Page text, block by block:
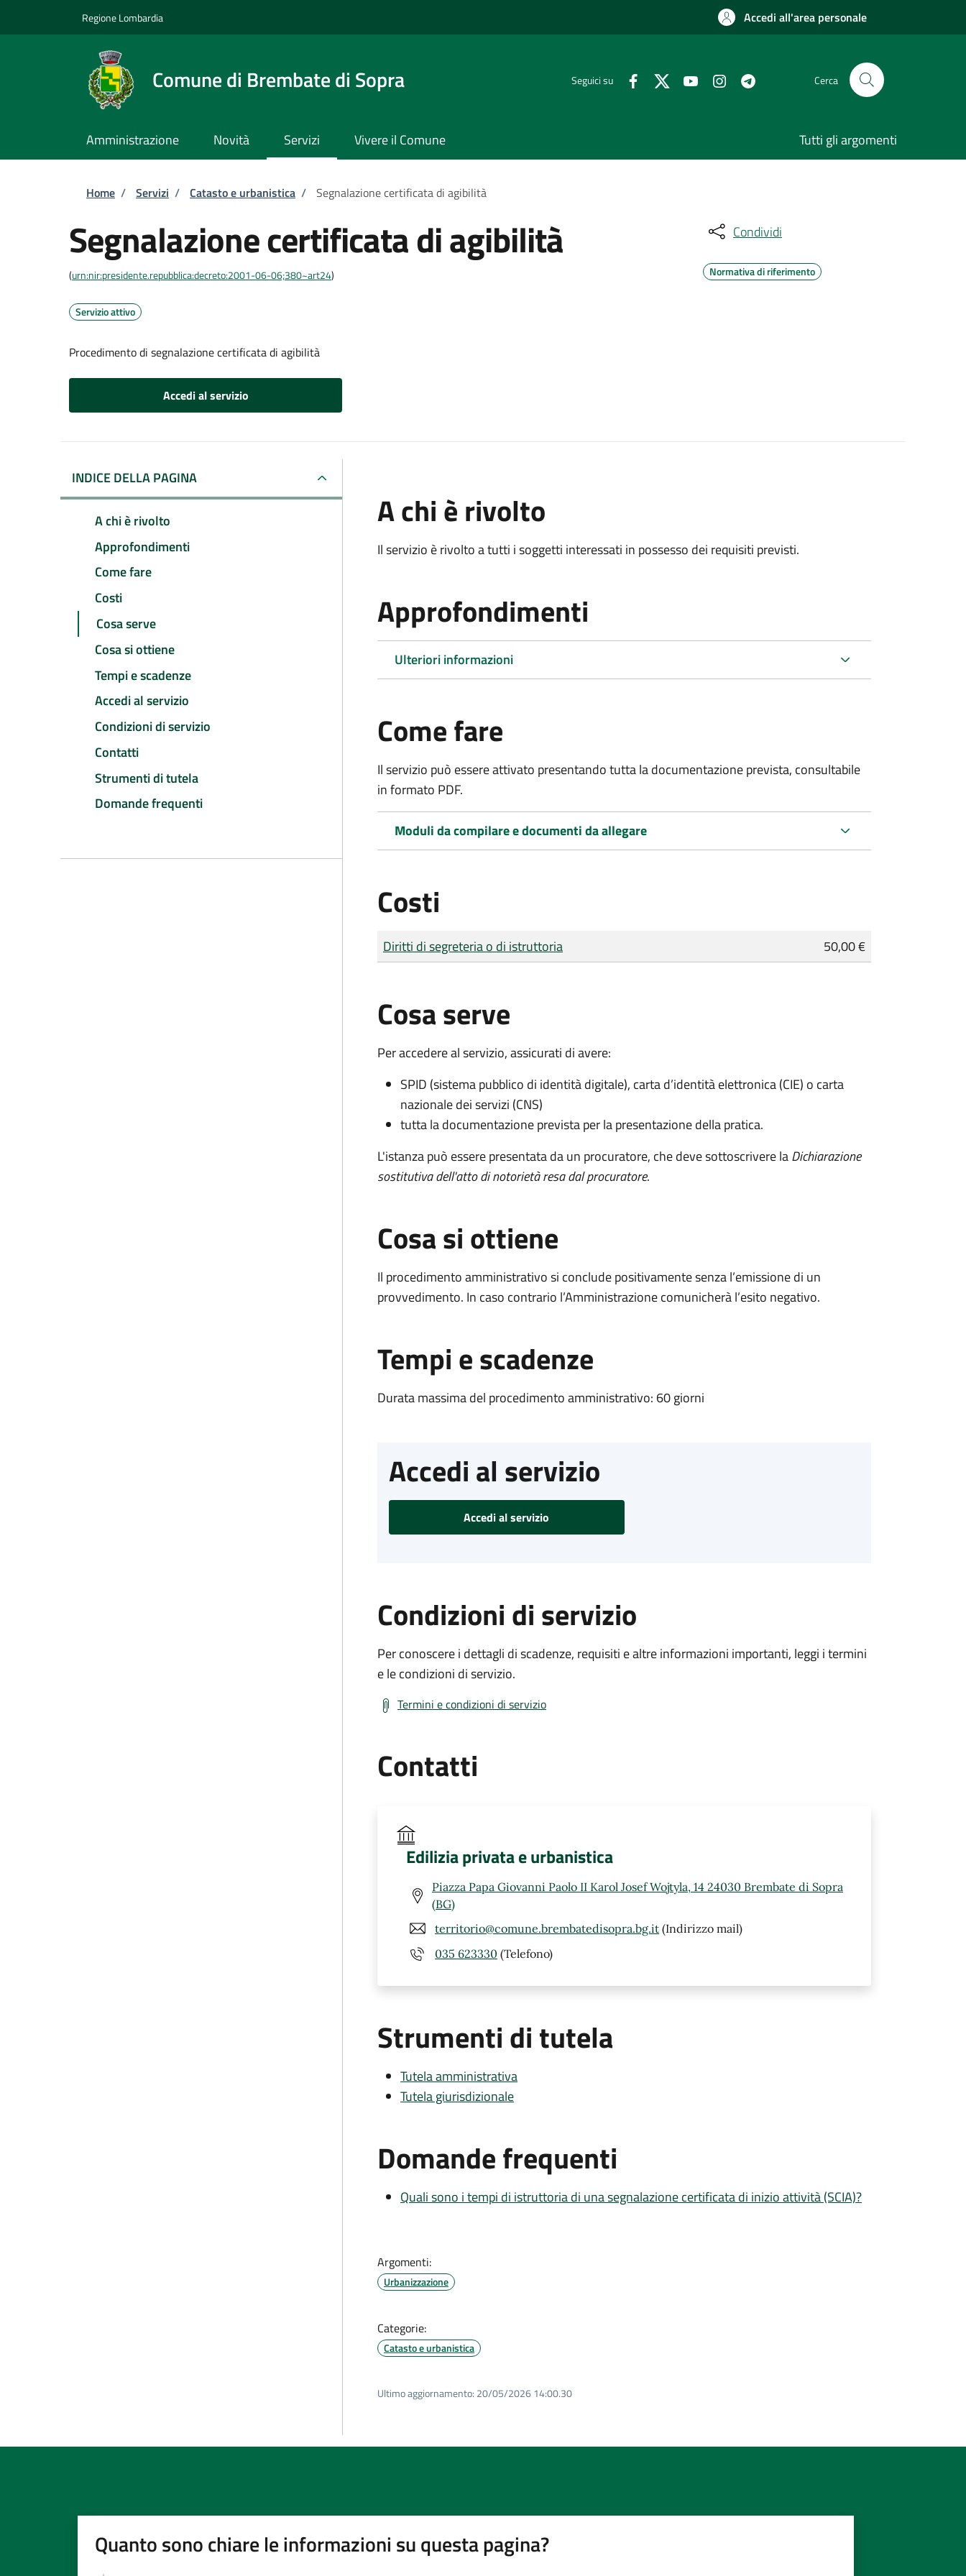
Regione Lombardia Accedi all'area personale
Comune di Brembate di Sopra Seguici su Cerca
Amministrazione Novità Servizi Vivere il Comune Tutti gli argomenti
Briciole di pane
Home / Servizi / Catasto e urbanistica / Segnalazione certificata di agibilità
Segnalazione certificata di agibilità
(urn:nir:presidente.repubblica:decreto:2001-06-06;380~art24)
Servizio attivo
Procedimento di segnalazione certificata di agibilità
Accedi al servizio
Condividi
Normativa di riferimento
INDICE DELLA PAGINA
A chi è rivolto
Approfondimenti
Come fare
Costi
Cosa serve
Cosa si ottiene
Tempi e scadenze
Accedi al servizio
Condizioni di servizio
Contatti
Strumenti di tutela
Domande frequenti
A chi è rivolto
Il servizio è rivolto a tutti i soggetti interessati in possesso dei requisiti previsti.
Approfondimenti
Ulteriori informazioni
Come fare
Il servizio può essere attivato presentando tutta la documentazione prevista, consultabile
in formato PDF.
Moduli da compilare e documenti da allegare
Costi
Tipo di pagamento
Importo
Diritti di segreteria o di istruttoria 50,00 €
Cosa serve
Per accedere al servizio, assicurati di avere:
SPID (sistema pubblico di identità digitale), carta d’identità elettronica (CIE) o carta
nazionale dei servizi (CNS)
tutta la documentazione prevista per la presentazione della pratica.
L'istanza può essere presentata da un procuratore, che deve sottoscrivere laDichiarazione
sostitutiva dell'atto di notorietà resa dal procuratore.
Cosa si ottiene
Il procedimento amministrativo si conclude positivamente senza l’emissione di un
provvedimento. In caso contrario l’Amministrazione comunicherà l’esito negativo.
Tempi e scadenze
Durata massima del procedimento amministrativo: 60 giorni
Accedi al servizio
Accedi al servizio
Condizioni di servizio
Per conoscere i dettagli di scadenze, requisiti e altre informazioni importanti, leggi i termini
e le condizioni di servizio.
Termini e condizioni di servizio
Contatti
Edilizia privata e urbanistica
Piazza Papa Giovanni Paolo II Karol Josef Wojtyla, 14 24030 Brembate di Sopra
(BG)
territorio@comune.brembatedisopra.bg.it (Indirizzo mail)
035 623330 (Telefono)
Strumenti di tutela
Tutela amministrativa
Tutela giurisdizionale
Domande frequenti
Quali sono i tempi di istruttoria di una segnalazione certificata di inizio attività (SCIA)?
Argomenti:
Urbanizzazione
Categorie:
Catasto e urbanistica
Ultimo aggiornamento: 20/05/2026 14:00.30
Quanto sono chiare le informazioni su questa pagina?